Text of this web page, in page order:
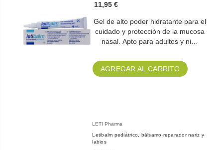
11,95 €
Gel de alto poder hidratante para el
cuidado y protección de la mucosa
nasal. Apto para adultos y ni…
AGREGAR AL CARRITO
LETI Pharma
Letibalm pediátrico, bálsamo reparador nariz y
labios